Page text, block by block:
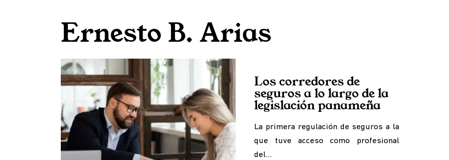
Ernesto B. Arias
Los corredores de
seguros a lo largo de la
legislación panameña
La primera regulación de seguros a la
que tuve acceso como profesional
del…